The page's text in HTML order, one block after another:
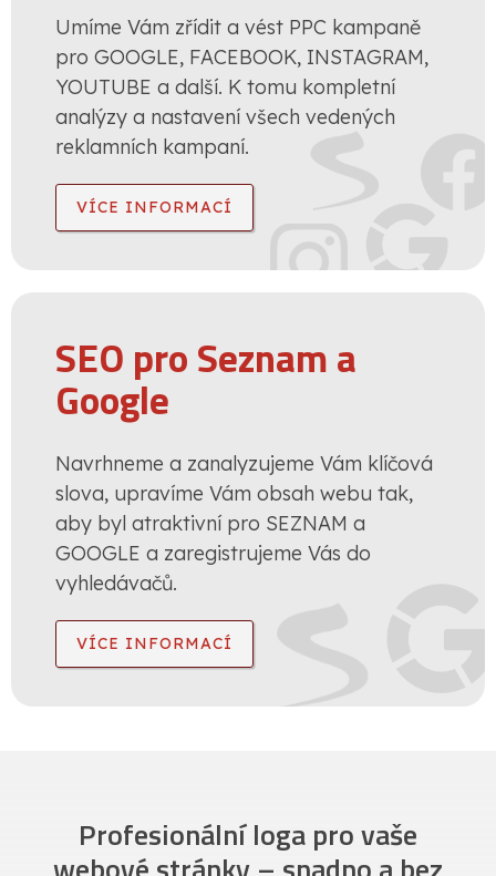
Umíme Vám zřídit a vést PPC kampaně
pro GOOGLE, FACEBOOK, INSTAGRAM,
YOUTUBE a další. K tomu kompletní
analýzy a nastavení všech vedených
reklamních kampaní.
VÍCE INFORMACÍ
SEO pro Seznam a
Google
Navrhneme a zanalyzujeme Vám klíčová
slova, upravíme Vám obsah webu tak,
aby byl atraktivní pro SEZNAM a
GOOGLE a zaregistrujeme Vás do
vyhledávačů.
VÍCE INFORMACÍ
Profesionální loga pro vaše